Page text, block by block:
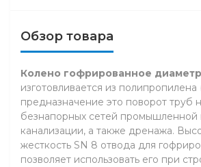
Обзор товара
Колено гофрированное
изготовливается из
предназначение это поворот труб
безнапорных сетей промышленной
канализации, а также дренажа.
жесткость SN 8 отвода для
позволяет использовать его при